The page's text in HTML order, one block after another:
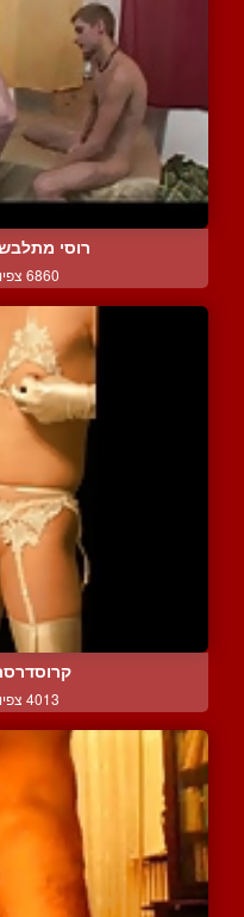
רוסי
6860 צפיות
4013 צפיות